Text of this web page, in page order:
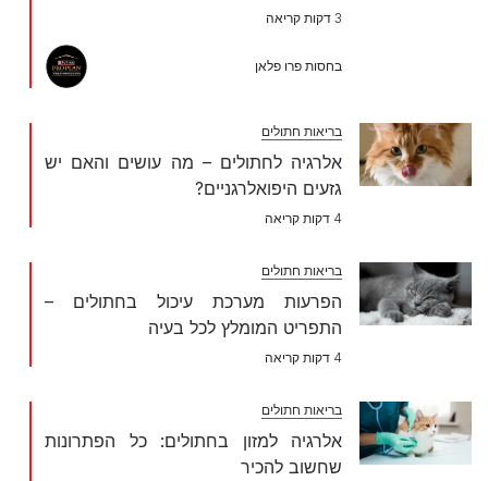
3 דקות קריאה
בחסות פרו פלאן
בריאות חתולים
אלרגיה לחתולים – מה עושים והאם יש
גזעים היפואלרגניים?
4 דקות קריאה
בריאות חתולים
הפרעות מערכת עיכול בחתולים –
התפריט המומלץ לכל בעיה
4 דקות קריאה
בריאות חתולים
אלרגיה למזון בחתולים: כל הפתרונות
שחשוב להכיר